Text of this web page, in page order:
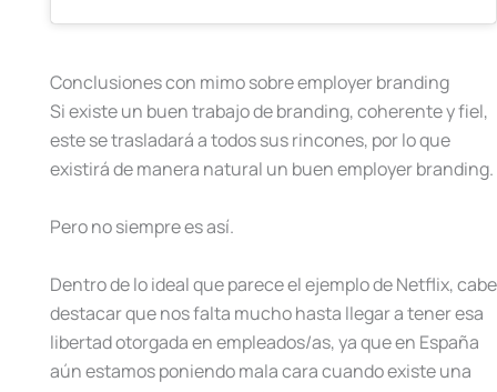
Conclusiones con mimo sobre employer branding
Si existe un buen trabajo de branding, coherente y fiel,
este se trasladará a todos sus rincones, por lo que
existirá de manera natural un buen employer branding.
Pero no siempre es así.
Dentro de lo ideal que parece el ejemplo de Netflix, cabe
destacar que nos falta mucho hasta llegar a tener esa
libertad otorgada en empleados/as, ya que en España
aún estamos poniendo mala cara cuando existe una